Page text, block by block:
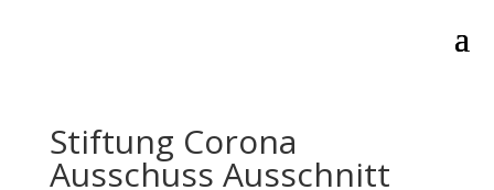
Stiftung Corona
Ausschuss Ausschnitt